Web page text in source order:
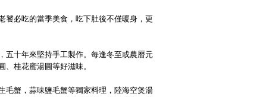
饕必吃的當季美食，吃下肚後不僅暖身，更
五十年來堅持手工製作。每逢冬至或農曆元
桂花蜜湯圓等好滋味。
毛蟹，蒜味鹽毛蟹等獨家料理，陸海空煲湯